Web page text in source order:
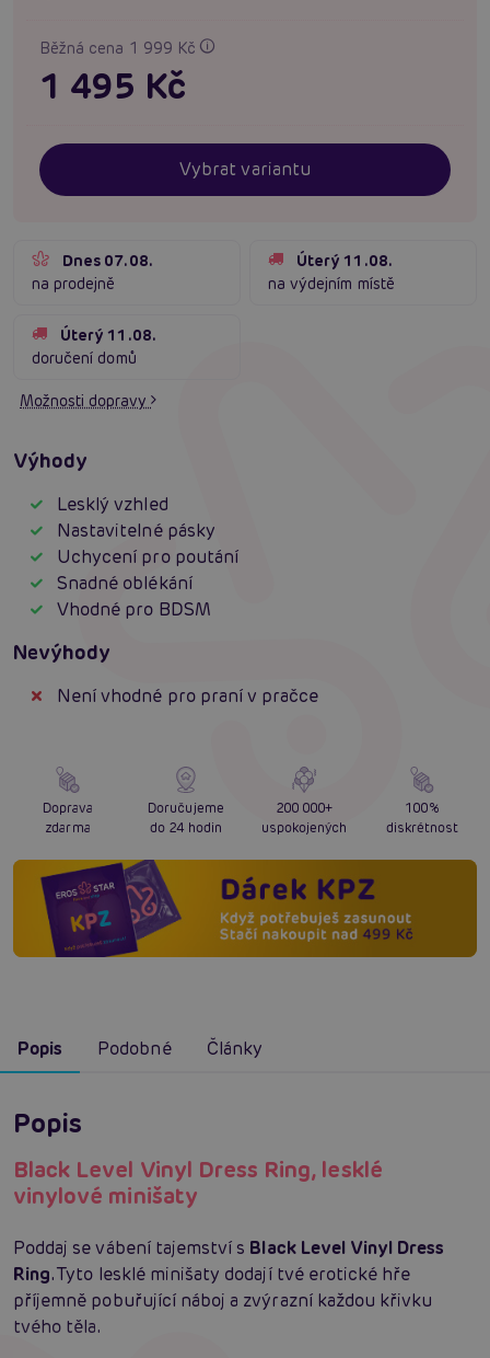
Běžná cena 1 999 Kč
1 495 Kč
Vybrat variantu
Dnes 07.08.
na prodejně
Úterý 11.08.
na výdejním místě
Úterý 11.08.
doručení domů
Možnosti dopravy
Výhody
Lesklý vzhled
Nastavitelné pásky
Uchycení pro poutání
Snadné oblékání
Vhodné pro BDSM
Nevýhody
Není vhodné pro praní v pračce
Doprava
zdarma
Doručujeme
do 24 hodin
200 000+
uspokojených
100%
diskrétnost
Popis Podobné Články
Popis
Black Level Vinyl Dress Ring, lesklé
vinylové minišaty
Poddaj se vábení tajemství s Black Level Vinyl Dress
Ring. Tyto lesklé minišaty dodají tvé erotické hře
příjemně pobuřující náboj a zvýrazní každou křivku
tvého těla.